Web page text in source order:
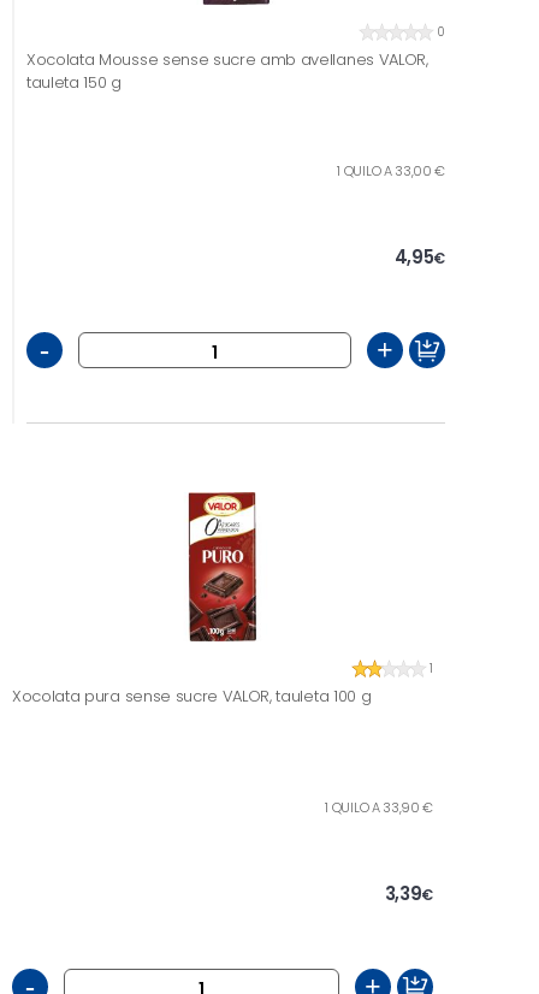
0
Xocolata Mousse sense sucre amb avellanes VALOR,
tauleta 150 g
1 QUILO A 33,00 €
4,95€
- +
1
Xocolata pura sense sucre VALOR, tauleta 100 g
1 QUILO A 33,90 €
3,39€
- +